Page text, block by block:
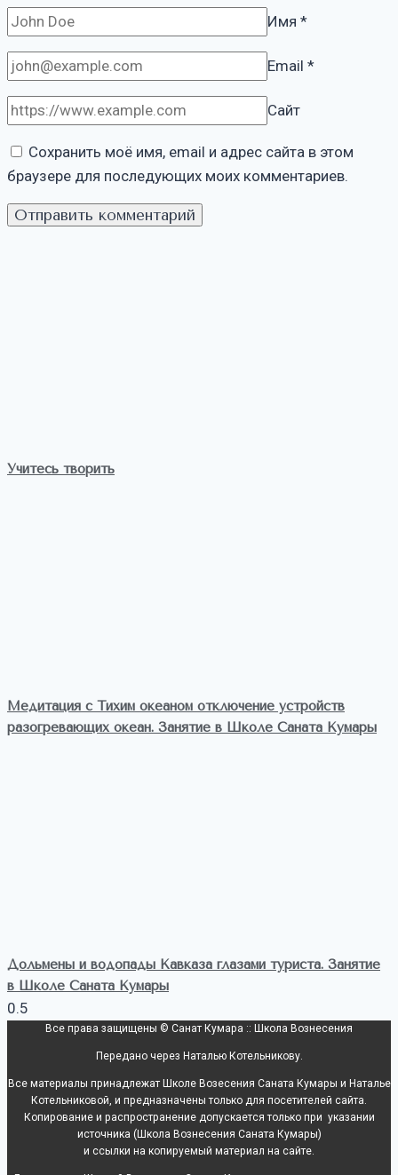
Имя *
Email *
Сайт
Сохранить моё имя, email и адрес сайта в этом
браузере для последующих моих комментариев.
Учитесь творить
Медитация с Тихим океаном отключение устройств
разогревающих океан. Занятие в Школе Саната Кумары
Дольмены и водопады Кавказа глазами туриста. Занятие
в Школе Саната Кумары
Все права защищены © Санат Кумара :: Школа Вознесения
Передано через Наталью Котельникову.
Все материалы принадлежат Школе Возесения Саната Кумары и Наталье
Котельниковой, и предназначены только для посетителей сайта.
Копирование и распространение допускается только при указании
источника (Школа Вознесения Саната Кумары)
и ссылки на копируемый материал на сайте.